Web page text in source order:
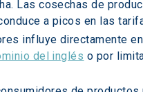
Las cosechas de
a picos en las
influye directamente
del inglés o por